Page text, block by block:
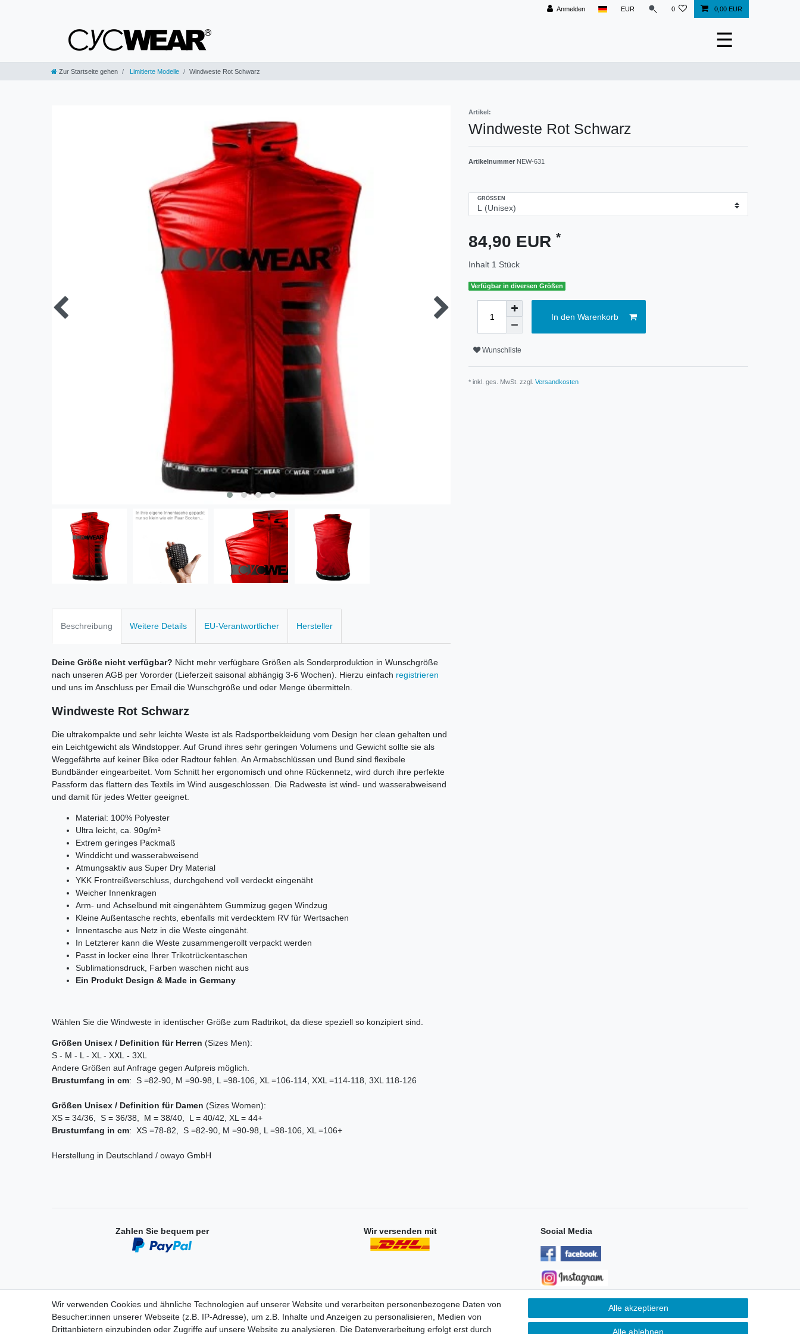
Anmelden EUR 0 0,00 EUR
☰
Zur Startseite gehen Limitierte Modelle Windweste Rot Schwarz
Artikel:
Windweste Rot Schwarz
Artikelnummer NEW-631
GRÖSSEN
84,90 EUR *
Inhalt 1 Stück
Verfügbar in diversen Größen
In den Warenkorb
Wunschliste
* inkl. ges. MwSt. zzgl. Versandkosten
Beschreibung Weitere Details EU-Verantwortlicher Hersteller
Deine Größe nicht verfügbar? Nicht mehr verfügbare Größen als Sonderproduktion in Wunschgröße
nach unseren AGB per Vororder (Lieferzeit saisonal abhängig 3-6 Wochen). Hierzu einfach registrieren
und uns im Anschluss per Email die Wunschgröße und oder Menge übermitteln.
Windweste Rot Schwarz
Die ultrakompakte und sehr leichte Weste ist als Radsportbekleidung vom Design her clean gehalten und
ein Leichtgewicht als Windstopper. Auf Grund ihres sehr geringen Volumens und Gewicht sollte sie als
Weggefährte auf keiner Bike oder Radtour fehlen. An Armabschlüssen und Bund sind flexibele
Bundbänder eingearbeitet. Vom Schnitt her ergonomisch und ohne Rückennetz, wird durch ihre perfekte
Passform das flattern des Textils im Wind ausgeschlossen. Die Radweste ist wind- und wasserabweisend
und damit für jedes Wetter geeignet.
Material: 100% Polyester
Ultra leicht, ca. 90g/m²
Extrem geringes Packmaß
Winddicht und wasserabweisend
Atmungsaktiv aus Super Dry Material
YKK Frontreißverschluss, durchgehend voll verdeckt eingenäht
Weicher Innenkragen
Arm- und Achselbund mit eingenähtem Gummizug gegen Windzug
Kleine Außentasche rechts, ebenfalls mit verdecktem RV für Wertsachen
Innentasche aus Netz in die Weste eingenäht.
In Letzterer kann die Weste zusammengerollt verpackt werden
Passt in locker eine Ihrer Trikotrückentaschen
Sublimationsdruck, Farben waschen nicht aus
Ein Produkt Design & Made in Germany
Wählen Sie die Windweste in identischer Größe zum Radtrikot, da diese speziell so konzipiert sind.
Größen Unisex / Definition für Herren (Sizes Men):
S - M - L - XL - XXL - 3XL
Andere Größen auf Anfrage gegen Aufpreis möglich.
Brustumfang in cm: S =82-90, M =90-98, L =98-106, XL =106-114, XXL =114-118, 3XL 118-126
Größen Unisex / Definition für Damen (Sizes Women):
XS = 34/36, S = 36/38, M = 38/40, L = 40/42, XL = 44+
Brustumfang in cm: XS =78-82, S =82-90, M =90-98, L =98-106, XL =106+
Herstellung in Deutschland / owayo GmbH
Zahlen Sie bequem per Wir versenden mit Social Media
Einkaufen Mein Konto Unternehmen
Wir verwenden Cookies und ähnliche Technologien auf unserer Website und verarbeiten personenbezogene Daten von
Besucher:innen unserer Webseite (z.B. IP-Adresse), um z.B. Inhalte und Anzeigen zu personalisieren, Medien von
Drittanbietern einzubinden oder Zugriffe auf unsere Website zu analysieren. Die Datenverarbeitung erfolgt erst durch
Alle akzeptieren
Alle ablehnen